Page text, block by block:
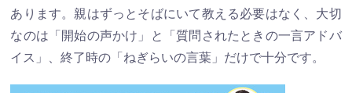
あります。親はずっとそばにいて教える必要はなく、大切
なのは「開始の声かけ」と「質問されたときの一言アドバ
イス」、終了時の「ねぎらいの言葉」だけで十分です。